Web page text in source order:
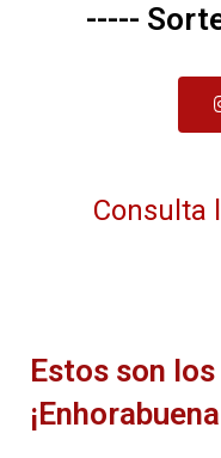
-----
Consulta
Estos son